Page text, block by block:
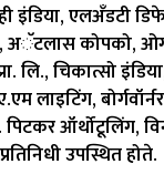
इंडिया, एलअँडटी
अॅटलास कोपको,
लि., चिकात्सो
लाइटिंग,
ऑर्थोटूलिंग,
उपस्थित होते.